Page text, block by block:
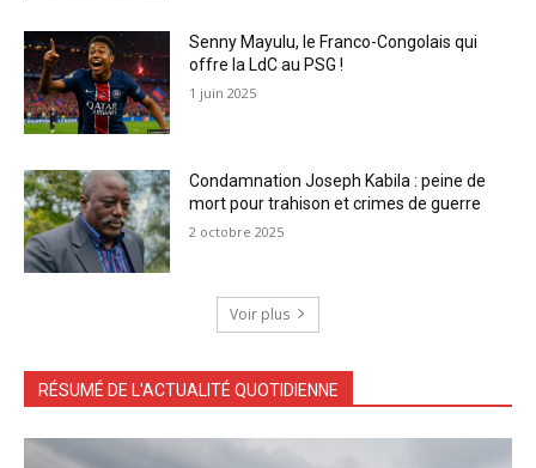
Senny Mayulu, le Franco-Congolais qui
offre la LdC au PSG !
1 juin 2025
Condamnation Joseph Kabila : peine de
mort pour trahison et crimes de guerre
2 octobre 2025
Voir plus
RÉSUMÉ DE L'ACTUALITÉ QUOTIDIENNE